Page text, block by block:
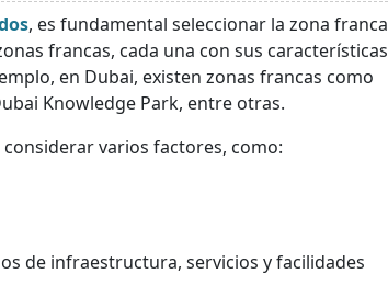
, es fundamental seleccionar la zona franca
francas, cada una con sus características
en Dubai, existen zonas francas como
Knowledge Park, entre otras.
varios factores, como:
de infraestructura, servicios y facilidades